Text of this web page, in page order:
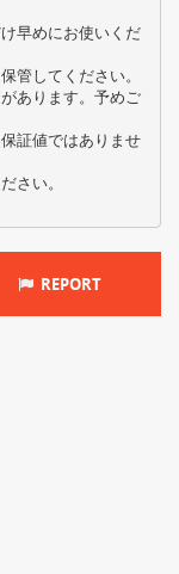
早めにお使いくだ
管してください。
あります。予めご
証値ではありませ
さい。
REPORT